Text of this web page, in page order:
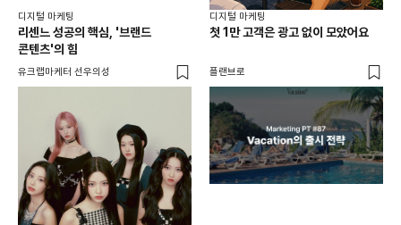
디지털 마케팅
리센느 성공의 핵심, '브랜드
콘텐츠'의 힘
유크랩마케터 선우의성
디지털 마케팅
첫 1만 고객은 광고 없이 모았어요
플랜브로